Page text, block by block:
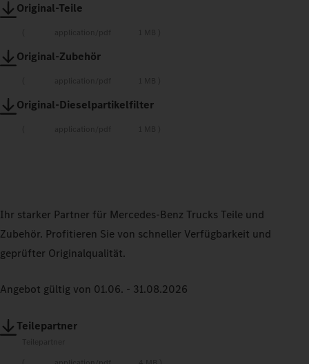
Original-Teile
Original-Zubehör
Original-Dieselpartikelfilter
Ihr starker Partner für Mercedes‑Benz Trucks Teile und
Zubehör. Profitieren Sie von schneller Verfügbarkeit und
geprüfter Originalqualität.
Angebot gültig von 01.06. - 31.08.2026
Teilepartner